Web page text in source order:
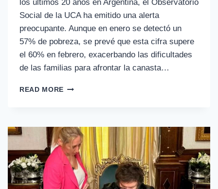
los últimos 20 años en Argentina, el Observatorio
Social de la UCA ha emitido una alerta
preocupante. Aunque en enero se detectó un
57% de pobreza, se prevé que esta cifra supere
el 60% en febrero, exacerbando las dificultades
de las familias para afrontar la canasta…
READ MORE